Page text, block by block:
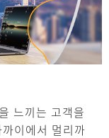
느끼는 고객을
이에서 멀리까